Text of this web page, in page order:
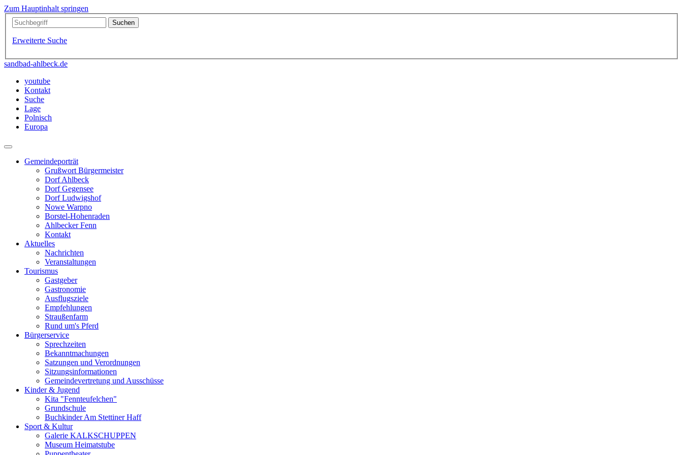
Zum Hauptinhalt springen
Erweiterte Suche
sandbad-ahlbeck.de
youtube
Kontakt
Suche
Lage
Polnisch
Europa
Gemeindeporträt
Grußwort Bürgermeister
Dorf Ahlbeck
Dorf Gegensee
Dorf Ludwigshof
Nowe Warpno
Borstel-Hohenraden
Ahlbecker Fenn
Kontakt
Aktuelles
Nachrichten
Veranstaltungen
Tourismus
Gastgeber
Gastronomie
Ausflugsziele
Empfehlungen
Straußenfarm
Rund um's Pferd
Bürgerservice
Sprechzeiten
Bekanntmachungen
Satzungen und Verordnungen
Sitzungsinformationen
Gemeindevertretung und Ausschüsse
Kinder & Jugend
Kita "Fennteufelchen"
Grundschule
Buchkinder Am Stettiner Haff
Sport & Kultur
Galerie KALKSCHUPPEN
Museum Heimatstube